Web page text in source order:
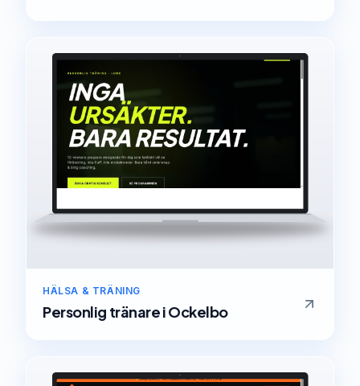
HÄLSA & TRÄNING
Personlig tränareiOckelbo